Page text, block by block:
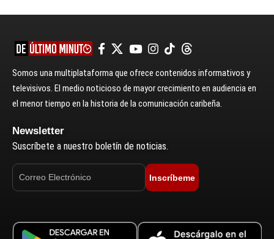
Somos una multiplataforma que ofrece contenidos informativos y
televisivos. El medio noticioso de mayor crecimiento en audiencia en
el menor tiempo en la historia de la comunicación caribeña.
Newsletter
Suscríbete a nuestro boletín de noticias.
Inscríbeme